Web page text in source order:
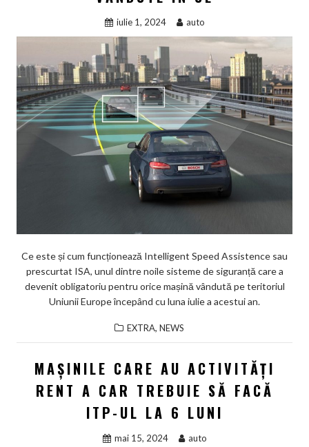
iulie 1, 2024 auto
Ce este și cum funcționează Intelligent Speed Assistence sau
prescurtat ISA, unul dintre noile sisteme de siguranță care a
devenit obligatoriu pentru orice mașină vândută pe teritoriul
Uniunii Europe începând cu luna iulie a acestui an.
EXTRA, NEWS
MAȘINILE CARE AU ACTIVITĂȚI
RENT A CAR TREBUIE SĂ FACĂ
ITP-UL LA 6 LUNI
mai 15, 2024 auto